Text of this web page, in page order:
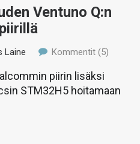
Ventuno Q:n
Laine Kommentit (5)
piirin lisäksi
STM32H5 hoitamaan